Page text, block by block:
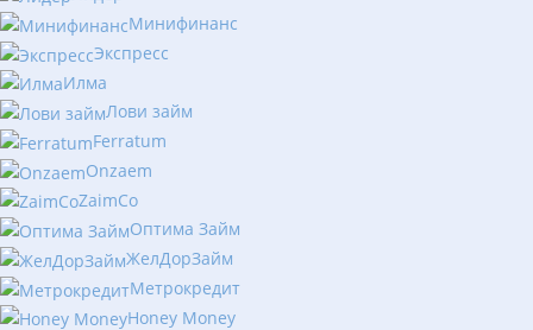
Минифинанс
Экспресс
Илма
Лови займ
Ferratum
Onzaem
ZaimCo
Оптима Займ
ЖелДорЗайм
Метрокредит
Honey Money